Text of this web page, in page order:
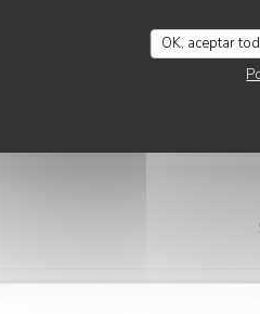
OK, aceptar
en famille! Notre serveur (cheveux
Les lasagnes toujours au top!